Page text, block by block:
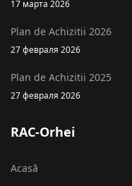
17 марта 2026
Plan de Achizitii 2026
27 февраля 2026
Plan de Achizitii 2025
27 февраля 2026
RAC-Orhei
Acasă